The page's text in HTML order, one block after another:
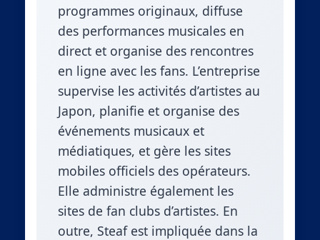
programmes originaux, diffuse
des performances musicales en
direct et organise des rencontres
en ligne avec les fans. L’entreprise
supervise les activités d’artistes au
Japon, planifie et organise des
événements musicaux et
médiatiques, et gère les sites
mobiles officiels des opérateurs.
Elle administre également les
sites de fan clubs d’artistes. En
outre, Steaf est impliquée dans la